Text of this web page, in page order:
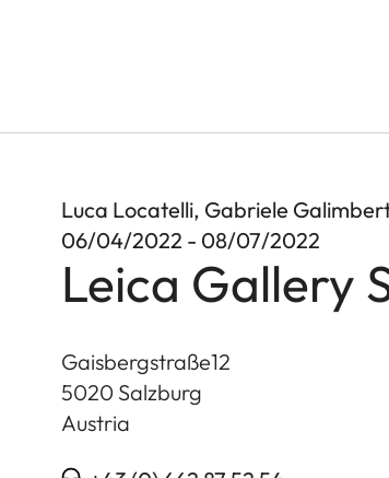
Luca Locatelli, Gabriele
06/04/2022 - 08/07/2022
Leica Gallery
Gaisbergstraße12
5020 Salzburg
Austria